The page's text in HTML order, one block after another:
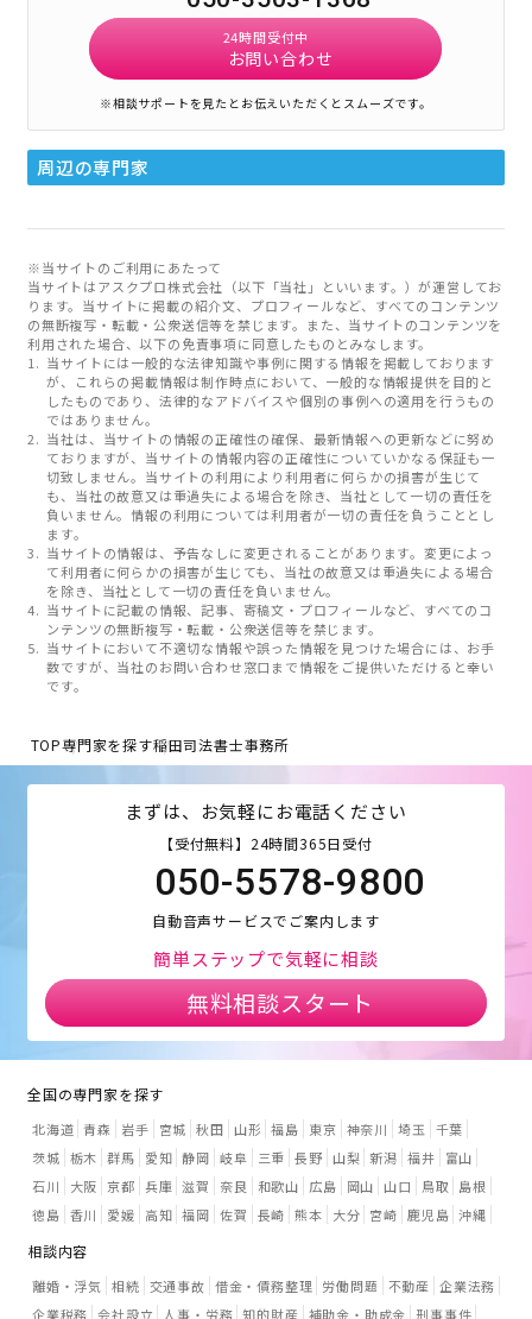
24時間受付中
お問い合わせ
※相談サポートを見たとお伝えいただくとスムーズです。
周辺の専門家
※当サイトのご利用にあたって
当サイトはアスクプロ株式会社（以下「当社」といいます。）が運営してお
ります。当サイトに掲載の紹介文、プロフィールなど、すべてのコンテンツ
の無断複写・転載・公衆送信等を禁じます。また、当サイトのコンテンツを
利用された場合、以下の免責事項に同意したものとみなします。
当サイトには一般的な法律知識や事例に関する情報を掲載しております
が、これらの掲載情報は制作時点において、一般的な情報提供を目的と
したものであり、法律的なアドバイスや個別の事例への適用を行うもの
ではありません。
当社は、当サイトの情報の正確性の確保、最新情報への更新などに努め
ておりますが、当サイトの情報内容の正確性についていかなる保証も一
切致しません。当サイトの利用により利用者に何らかの損害が生じて
も、当社の故意又は重過失による場合を除き、当社として一切の責任を
負いません。情報の利用については利用者が一切の責任を負うこととし
ます。
当サイトの情報は、予告なしに変更されることがあります。変更によっ
て利用者に何らかの損害が生じても、当社の故意又は重過失による場合
を除き、当社として一切の責任を負いません。
当サイトに記載の情報、記事、寄稿文・プロフィールなど、すべてのコ
ンテンツの無断複写・転載・公衆送信等を禁じます。
当サイトにおいて不適切な情報や誤った情報を見つけた場合には、お手
数ですが、当社のお問い合わせ窓口まで情報をご提供いただけると幸い
です。
TOP専門家を探す稲田司法書士事務所
まずは、お気軽にお電話ください
【受付無料】24時間365日受付
050-5578-9800
自動音声サービスでご案内します
簡単ステップで気軽に相談
無料相談スタート
全国の専門家を探す
北海道 青森 岩手 宮城 秋田 山形 福島 東京 神奈川 埼玉
千葉
茨城 栃木 群馬 愛知 静岡 岐阜 三重 長野 山梨 新潟 福井
富山
石川
大阪 京都 兵庫 滋賀 奈良 和歌山 広島 岡山 山口 鳥取
島根
徳島 香川 愛媛 高知 福岡 佐賀 長崎 熊本 大分 宮崎 鹿児島 沖縄
相談内容
離婚・浮気 相続 交通事故 借金・債務整理 労働問題 不動産 企業法務
企業税務 会社設立 人事・労務 知的財産 補助金・助成金 刑事事件